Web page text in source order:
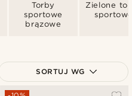
Torby
sportowe
brązowe
Zielone
SORTUJ WG
Najbardziej popularne